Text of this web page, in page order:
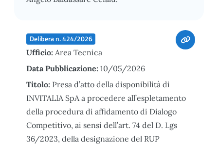
Delibera n. 424/2026
Ufficio: Area Tecnica
Data Pubblicazione: 10/05/2026
Titolo: Presa d’atto della disponibilità di
INVITALIA SpA a procedere all’espletamento
della procedura di affidamento di Dialogo
Competitivo, ai sensi dell’art. 74 del D. Lgs
36/2023, della designazione del RUP